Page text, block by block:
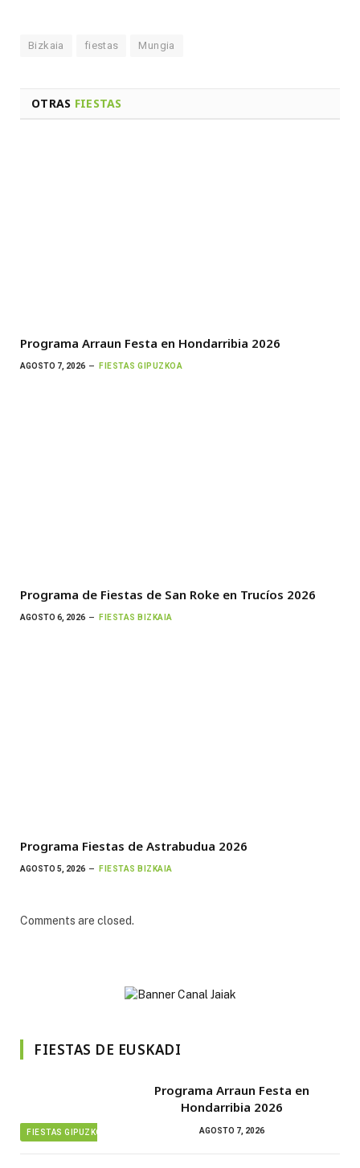
Bizkaia fiestas Mungia
OTRAS FIESTAS
Programa Arraun Festa en Hondarribia 2026
AGOSTO 7, 2026 FIESTAS GIPUZKOA
Programa de Fiestas de San Roke en Trucíos 2026
AGOSTO 6, 2026 FIESTAS BIZKAIA
Programa Fiestas de Astrabudua 2026
AGOSTO 5, 2026 FIESTAS BIZKAIA
Comments are closed.
FIESTAS DE EUSKADI
FIESTAS GIPUZKOA
Programa Arraun Festa en
Hondarribia 2026
AGOSTO 7, 2026